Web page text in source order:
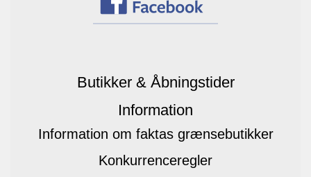
Butikker & Åbningstider
Information
Information om faktas grænsebutikker
Konkurrenceregler